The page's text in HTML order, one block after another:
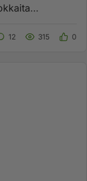
12 315 0